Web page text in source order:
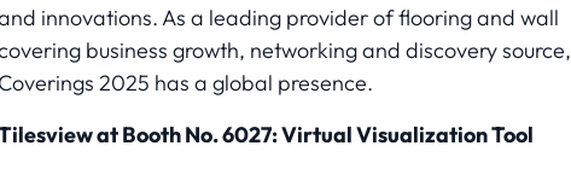
innovations. As a leading provider of flooring and wall
business growth, networking and discovery source,
2025 has a global presence.
at Booth No. 6027: Virtual Visualization Tool